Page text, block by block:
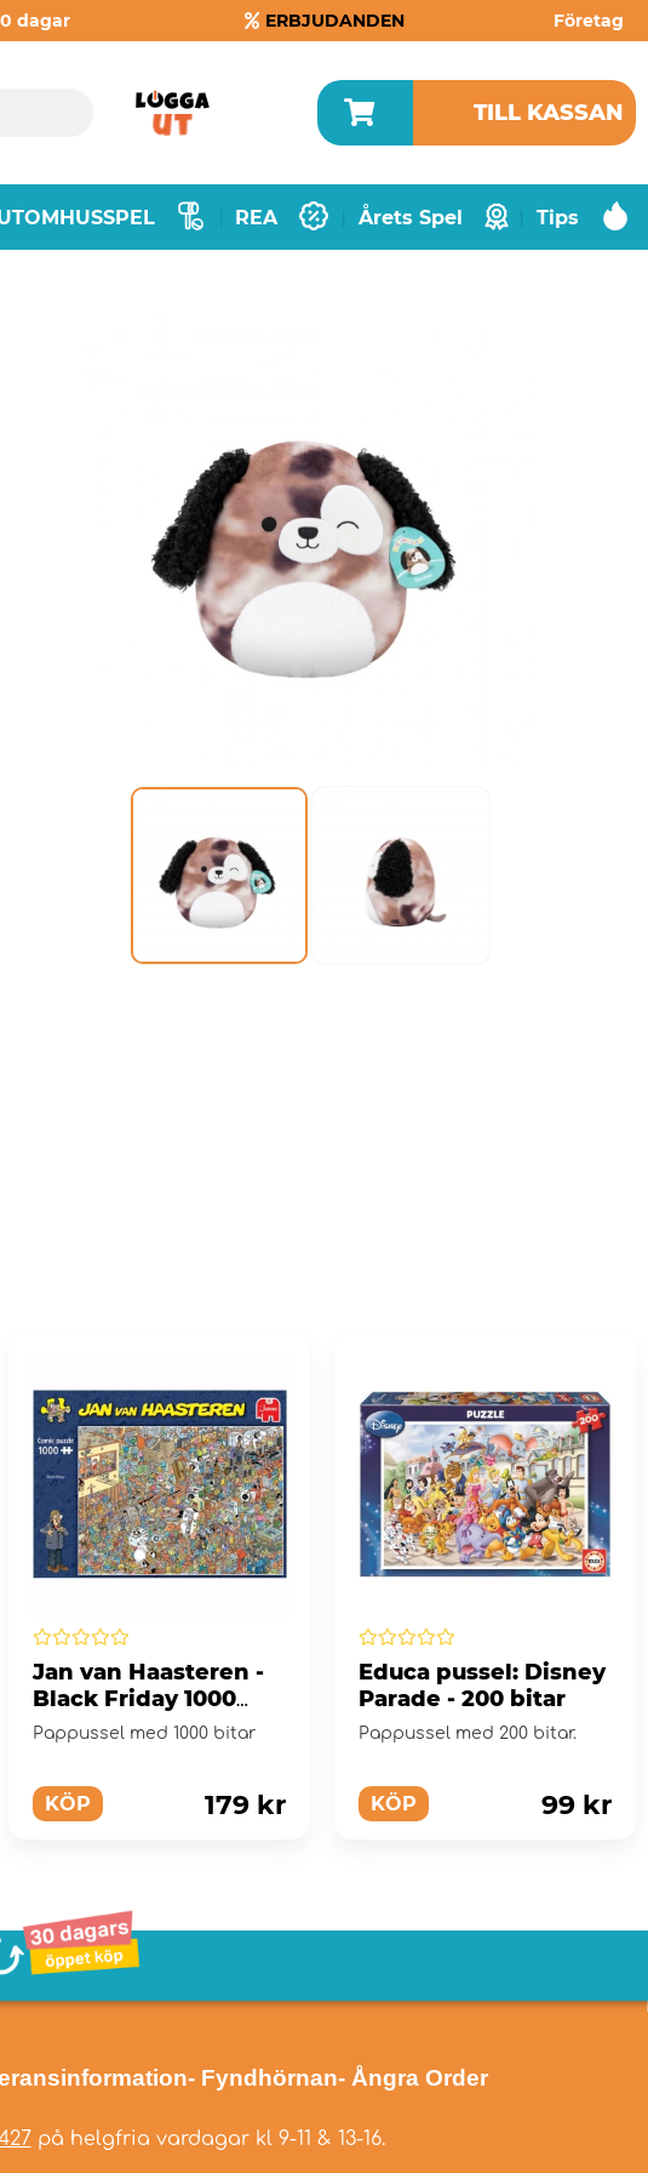
dagar ERBJUDANDEN Företag
TILL KASSAN
REA Årets Spel Tips
Jan van Haasteren -
Black Friday 1000
Bitar
Pappussel med 1000 bitar
KÖP 179 kr
Educa pussel: Disney
Parade - 200 bitar
Pappussel med 200 bitar.
KÖP 99 kr
- Fyndhörnan- Ångra Order
på helgfria vardagar kl 9-11 & 13-16.